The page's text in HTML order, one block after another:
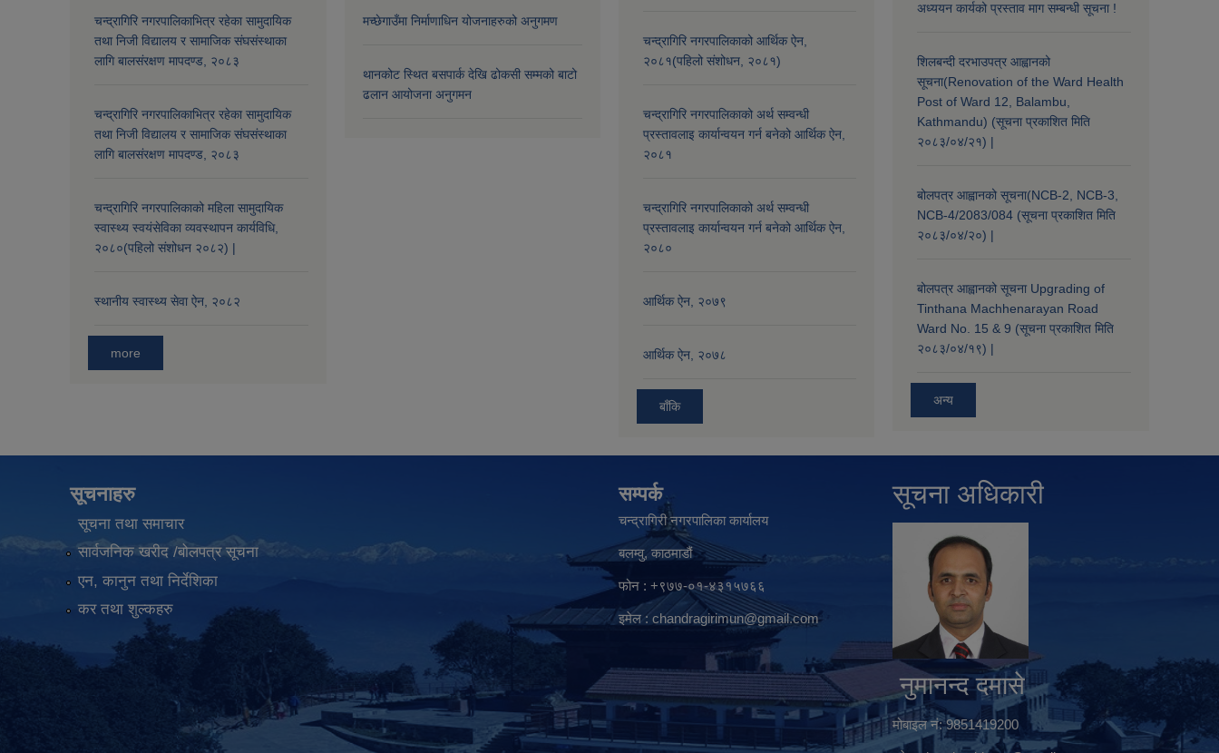
चन्द्रागिरि नगरपालिकाभित्र रहेका सामुदायिक
तथा निजी विद्यालय र सामाजिक संघसंस्थाका
लागि बालसंरक्षण मापदण्ड, २०८३
चन्द्रागिरि नगरपालिकाभित्र रहेका सामुदायिक
तथा निजी विद्यालय र सामाजिक संघसंस्थाका
लागि बालसंरक्षण मापदण्ड, २०८३
चन्द्रागिरि नगरपालिकाको महिला सामुदायिक
स्वास्थ्य स्वयंसेविका व्यवस्थापन कार्यविधि,
२०८०(पहिलो संशोधन २०८२) |
स्थानीय स्वास्थ्य सेवा ऐन, २०८२
more
मच्छेगाउँमा निर्माणाधिन योजनाहरुको अनुगमण
थानकोट स्थित बसपार्क देखि ढोकसी सम्मको बाटो
ढलान आयोजना अनुगमन
चन्द्रागिरि नगरपालिकाको आर्थिक ऐन,
२०८१(पहिलो संशोधन, २०८१)
चन्द्रागिरि नगरपालिकाको अर्थ सम्वन्धी
प्रस्तावलाइ कार्यान्वयन गर्न बनेको आर्थिक ऐन,
२०८१
चन्द्रागिरि नगरपालिकाको अर्थ सम्वन्धी
प्रस्तावलाइ कार्यान्वयन गर्न बनेको आर्थिक ऐन,
२०८०
आर्थिक ऐन, २०७९
आर्थिक ऐन, २०७८
बाँकि
अध्ययन कार्यको प्रस्ताव माग सम्बन्धी सूचना !
शिलबन्दी दरभाउपत्र आह्वानको
सूचना(Renovation of the Ward Health
Post of Ward 12, Balambu,
Kathmandu) (सूचना प्रकाशित मिति
२०८३/०४/२१) |
बोलपत्र आह्वानको सूचना(NCB-2, NCB-3,
NCB-4/2083/084 (सूचना प्रकाशित मिति
२०८३/०४/२०) |
बोलपत्र आह्वानको सूचना Upgrading of
Tinthana Machhenarayan Road
Ward No. 15 & 9 (सूचना प्रकाशित मिति
२०८३/०४/१९) |
अन्य
सूचनाहरु
सूचना तथा समाचार
सार्वजनिक खरीद /बोलपत्र सूचना
एन, कानुन तथा निर्देशिका
कर तथा शुल्कहरु
सम्पर्क
चन्द्रागिरी नगरपालिका कार्यालय
बलम्वु, काठमाडौं
फोन : +९७७-०१-४३१५७६६
इमेल : chandragirimun@gmail.com
सूचना अधिकारी
नुमानन्द दमासे
मोबाइल नं: 9851419200